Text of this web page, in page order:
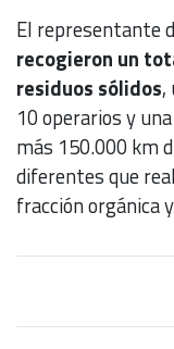
El representante
recogieron un
residuos sólidos,
10 operarios y
más 150.000 km
diferentes que
fracción orgánica